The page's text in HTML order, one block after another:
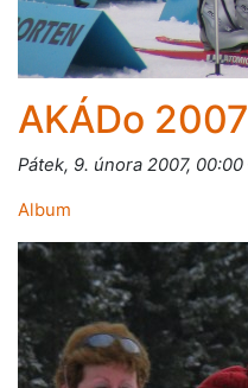
AKÁDo 2007
Pátek, 9. února 2007,
Album